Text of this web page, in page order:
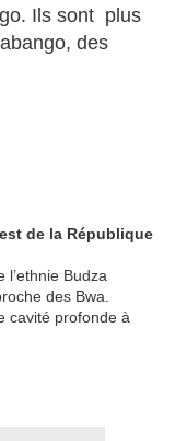
Ils sont plus
des
de la République
l’ethnie Budza
des Bwa.
cavité profonde à